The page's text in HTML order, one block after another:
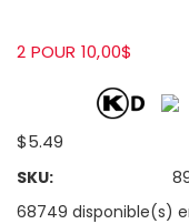
2 POUR 10,00$
$5.49
SKU:
68749 disponible(s)